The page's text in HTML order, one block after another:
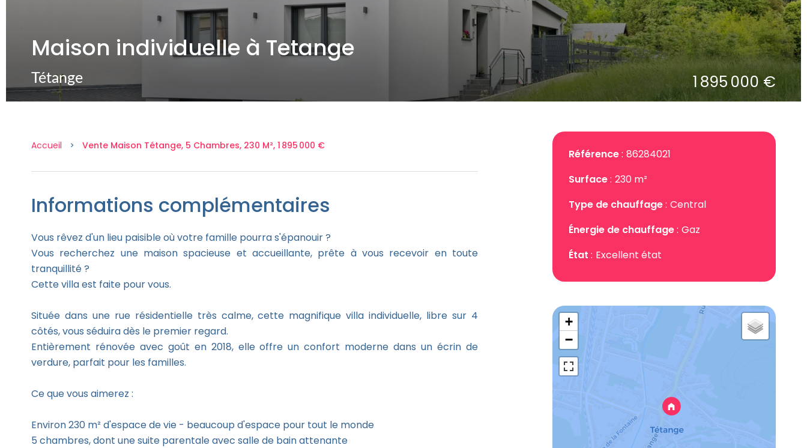
Maison individuelle à Tetange
Tétange 1 895 000 €
Accueil Vente Maison Tétange, 5 Chambres, 230 M², 1 895 000 €
Informations complémentaires
Vous rêvez d'un lieu paisible où votre famille pourra s'épanouir ?
Vous recherchez une maison spacieuse et accueillante, prête à vous recevoir en toute
tranquillité ?
Cette villa est faite pour vous.
Située dans une rue résidentielle très calme, cette magnifique villa individuelle, libre sur 4
côtés, vous séduira dès le premier regard.
Entièrement rénovée avec goût en 2018, elle offre un confort moderne dans un écrin de
verdure, parfait pour les familles.
Ce que vous aimerez :
Environ 230 m² d'espace de vie - beaucoup d'espace pour tout le monde
5 chambres, dont une suite parentale avec salle de bain attenante
Référence 86284021
Surface 230 m²
Type de chauffage Central
Énergie de chauffage Gaz
État
Excellent état
+
−